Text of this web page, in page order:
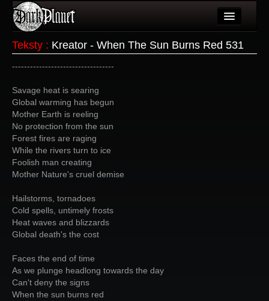
Galeria
Forum
Więcej
Login
Teksty : Kreator - When The Sun Burns Red 531
----------------------------------
Savage heat is searing
Global warming has begun
Mother Earth is reeling
No protection from the sun
Forest fires are raging
While the rivers turn to ice
Foolish man creating
Mother Nature's cruel demise
Hailstorms, tornadoes
Cold spells, untimely frosts
Heat waves and blizzards
Global death's the cost
Faces the end of time
As we plunge headlong towards the day
Can't deny the signs
When the sun burns red